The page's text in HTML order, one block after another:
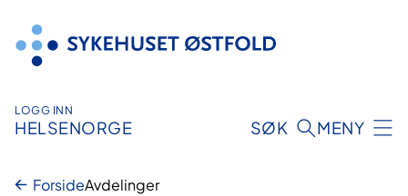
innhold
LOGG INN
HELSENORGE SØK MENY
ForsideAvdelinger